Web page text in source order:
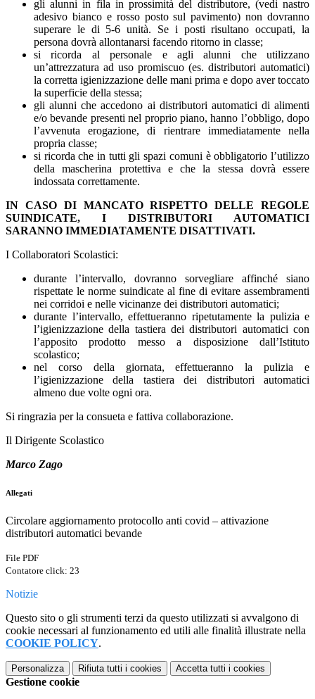
gli alunni in fila in prossimità del distributore, (vedi nastro
adesivo bianco e rosso posto sul pavimento) non dovranno
superare le di 5-6 unità. Se i posti risultano occupati, la
persona dovrà allontanarsi facendo ritorno in classe;
si ricorda al personale e agli alunni che utilizzano
un’attrezzatura ad uso promiscuo (es. distributori automatici)
la corretta igienizzazione delle mani prima e dopo aver toccato
la superficie della stessa;
gli alunni che accedono ai distributori automatici di alimenti
e/o bevande presenti nel proprio piano, hanno l’obbligo, dopo
l’avvenuta erogazione, di rientrare immediatamente nella
propria classe;
si ricorda che in tutti gli spazi comuni è obbligatorio l’utilizzo
della mascherina protettiva e che la stessa dovrà essere
indossata correttamente.
IN CASO DI MANCATO RISPETTO DELLE REGOLE
SUINDICATE, I DISTRIBUTORI AUTOMATICI
SARANNO IMMEDIATAMENTE DISATTIVATI.
I Collaboratori Scolastici:
durante l’intervallo, dovranno sorvegliare affinché siano
rispettate le norme suindicate al fine di evitare assembramenti
nei corridoi e nelle vicinanze dei distributori automatici;
durante l’intervallo, effettueranno ripetutamente la pulizia e
l’igienizzazione della tastiera dei distributori automatici con
l’apposito prodotto messo a disposizione dall’Istituto
scolastico;
nel corso della giornata, effettueranno la pulizia e
l’igienizzazione della tastiera dei distributori automatici
almeno due volte ogni ora.
Si ringrazia per la consueta e fattiva collaborazione.
Il Dirigente Scolastico
Marco Zago
Allegati
Circolare aggiornamento protocollo anti covid – attivazione
distributori automatici bevande
File PDF
Contatore click: 23
Notizie
Questo sito o gli strumenti terzi da questo utilizzati si avvalgono di
cookie necessari al funzionamento ed utili alle finalità illustrate nella
COOKIE POLICY.
Personalizza Rifiuta tutti i cookies Accetta tutti i cookies
Gestione cookie